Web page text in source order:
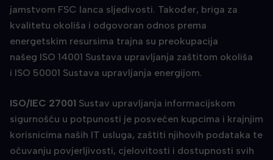
jamstvom FSC lanca sljedivosti. Također, briga za
kvalitetu okoliša i odgovoran odnos prema
energetskim resursima trajna su preokupacija
našeg ISO 14001 Sustava upravljanja zaštitom okoliša
i ISO 50001 Sustava upravljanja energijom.
ISO/IEC 27001 Sustav upravljanja informacijskom
sigurnošću u potpunosti je posvećen kupcima i krajnjim
korisnicima naših IT usluga, zaštiti njihovih podataka te
očuvanju povjerljivosti, cjelovitosti i dostupnosti svih